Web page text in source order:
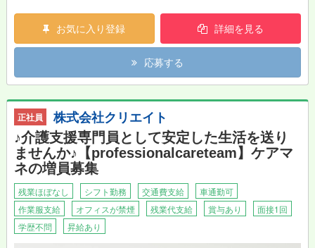
お気に入り登録
詳細を見る
応募する
正社員 株式会社クリエイト
♪介護支援専門員として安定した生活を送り
ませんか♪【professionalcareteam】ケアマ
ネの増員募集
残業ほぼなし シフト勤務 交通費支給
車通勤可
作業服支給
オフィスが禁煙 残業代支給 賞与あり
面接1回
学歴不問
昇給あり